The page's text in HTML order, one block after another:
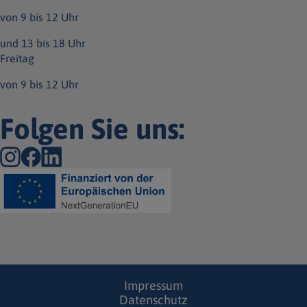
von 9 bis 12 Uhr
und 13 bis 18 Uhr
Freitag
von 9 bis 12 Uhr
Folgen Sie uns:
Impressum
Datenschutz